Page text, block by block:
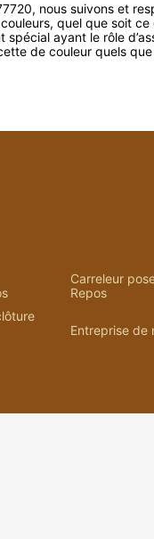
nous suivons et
quel que soit
ayant le rôle
de couleur quels
Carreleur
Repos
Entreprise de